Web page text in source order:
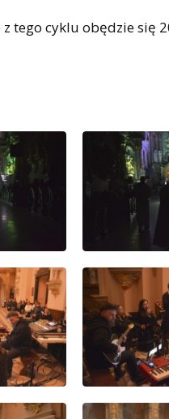
tego cyklu obędzie się